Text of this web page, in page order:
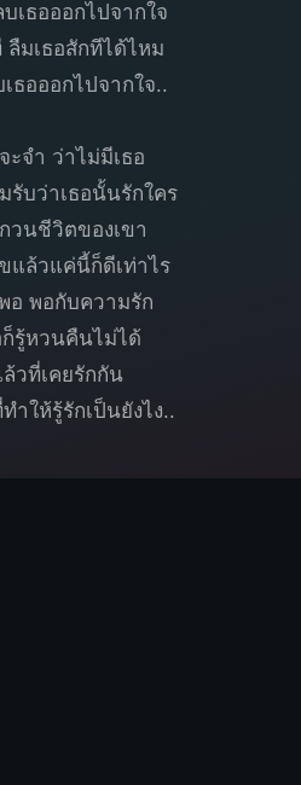
เธอออกไปจากใจ
ลืมเธอสักทีได้ไหม
ธอออกไปจากใจ..
ะจำ ว่าไม่มีเธอ
รับว่าเธอนั้นรักใคร
วนชีวิตของเขา
แล้วแค่นี้ก็ดีเท่าไร
อ พอกับความรัก
รู้หวนคืนไม่ได้
วที่เคยรักกัน
ำให้รู้รักเป็นยังไง..